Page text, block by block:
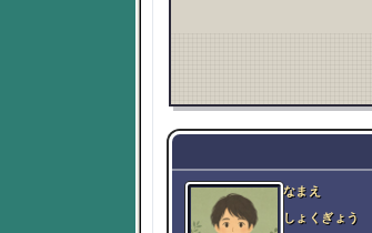
なまえ
しょくぎょう